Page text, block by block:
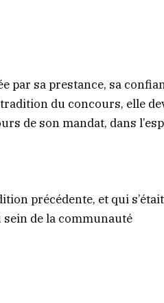
par sa prestance, sa
du concours, elle
de son mandat, dans
précédente, et qui s’était
de la communauté